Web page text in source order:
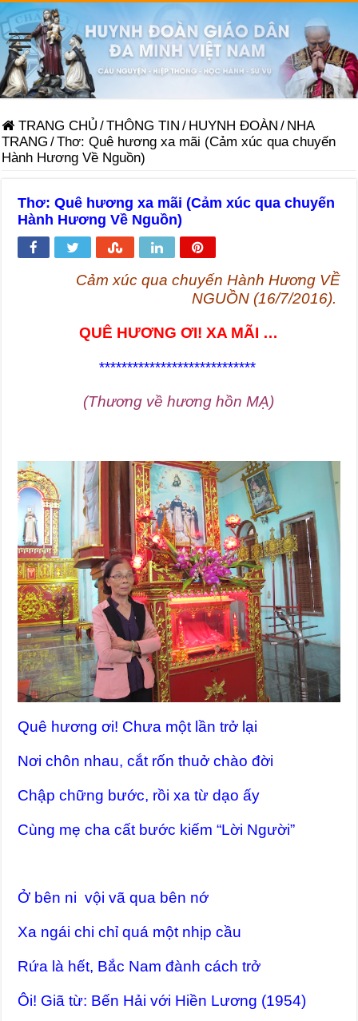
TRANG CHỦ /THÔNG TIN / HUYNH ĐOÀN / NHA
TRANG /Thơ: Quê hương xa mãi (Cảm xúc qua chuyến
Hành Hương Về Nguồn)
Thơ: Quê hương xa mãi (Cảm xúc qua chuyến
Hành Hương Về Nguồn)
Cảm xúc qua chuyến Hành Hương VỀ
NGUỒN (16/7/2016).
QUÊ HƯƠNG ƠI! XA MÃI …
****************************
(Thương về hương hồn MẠ)
Quê hương ơi! Chưa một lần trở lại
Nơi chôn nhau, cắt rốn thuở chào đời
Chập chững bước, rồi xa từ dạo ấy
Cùng mẹ cha cất bước kiếm “Lời Người”
Ở bên ni vội vã qua bên nớ
Xa ngái chi chỉ quá một nhịp cầu
Rứa là hết, Bắc Nam đành cách trở
Ôi! Giã từ: Bến Hải với Hiền Lương (1954)